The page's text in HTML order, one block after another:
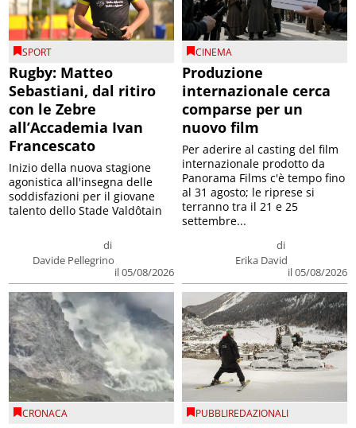
SPORT
Rugby: Matteo
Sebastiani, dal ritiro
con le Zebre
all’Accademia Ivan
Francescato
di
Davide Pellegrino
il 05/08/2026
Inizio della nuova stagione
agonistica all'insegna delle
soddisfazioni per il giovane
talento dello Stade Valdôtain
CINEMA
Produzione
internazionale cerca
comparse per un
nuovo film
di
Erika David
il 05/08/2026
Per aderire al casting del film
internazionale prodotto da
Panorama Films c'è tempo fino
al 31 agosto; le riprese si
terranno tra il 21 e 25
settembre...
CRONACA PUBBLIREDAZIONALI